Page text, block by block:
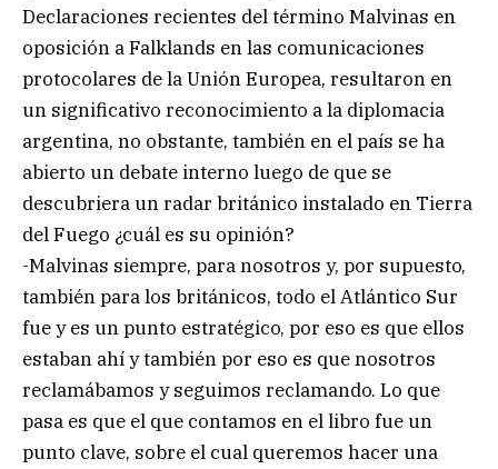
Declaraciones recientes del término Malvinas en
oposición a Falklands en las comunicaciones
protocolares de la Unión Europea, resultaron en
un significativo reconocimiento a la diplomacia
argentina, no obstante, también en el país se ha
abierto un debate interno luego de que se
descubriera un radar británico instalado en Tierra
del Fuego ¿cuál es su opinión?
-Malvinas siempre, para nosotros y, por supuesto,
también para los británicos, todo el Atlántico Sur
fue y es un punto estratégico, por eso es que ellos
estaban ahí y también por eso es que nosotros
reclamábamos y seguimos reclamando. Lo que
pasa es que el que contamos en el libro fue un
punto clave, sobre el cual queremos hacer una